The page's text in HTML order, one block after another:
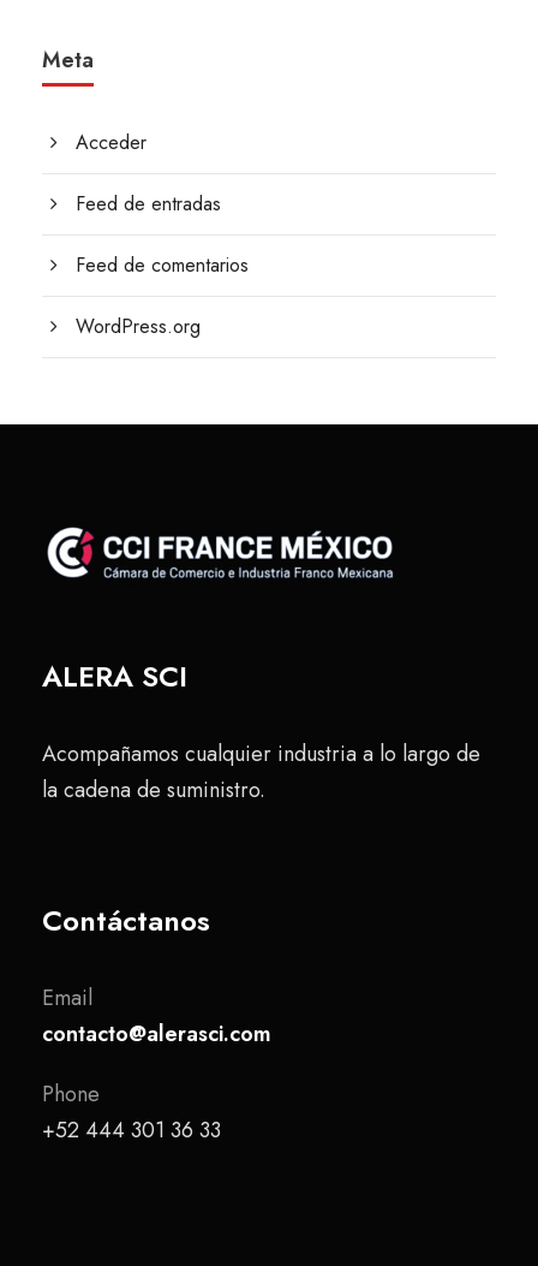
Meta
Acceder
Feed de entradas
Feed de comentarios
WordPress.org
ALERA SCI
Acompañamos cualquier industria a lo largo de
la cadena de suministro.
Contáctanos
Email
contacto@alerasci.com
Phone
+52 444 301 36 33